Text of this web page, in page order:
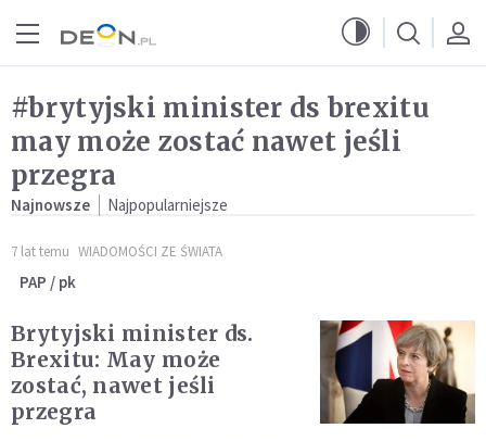
#brytyjski minister ds brexitu
may może zostać nawet jeśli
przegra
Najnowsze Najpopularniejsze
7 lat temu WIADOMOŚCI ZE ŚWIATA
PAP / pk
Brytyjski minister ds.
Brexitu: May może
zostać, nawet jeśli
przegra